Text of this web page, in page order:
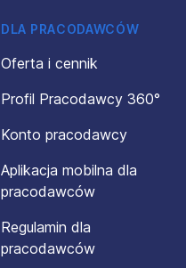
DLA PRACODAWCÓW
Oferta i cennik
Profil Pracodawcy 360°
Konto pracodawcy
Aplikacja mobilna dla
pracodawców
Regulamin dla
pracodawców